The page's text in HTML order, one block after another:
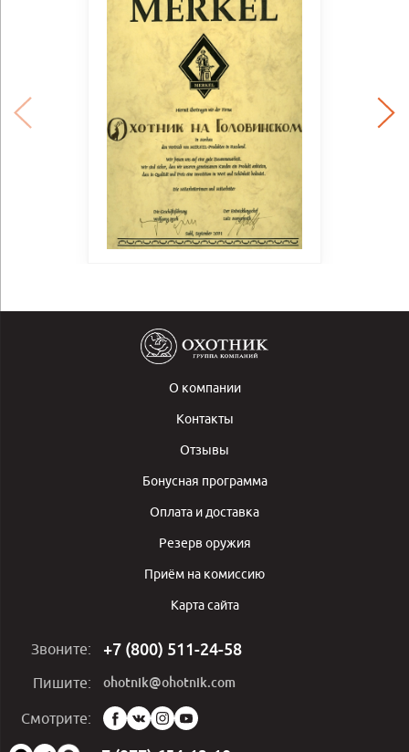
О компании
Контакты
Отзывы
Бонусная программа
Оплата и доставка
Резерв оружия
Приём на комиссию
Карта сайта
Звоните: +7 (800) 511-24-58
Пишите: ohotnik@ohotnik.com
Смотрите:
Мы
в
социальных